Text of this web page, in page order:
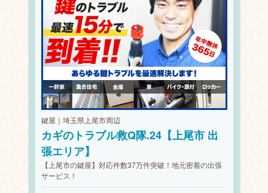
鍵屋｜埼玉県上尾市周辺
カギのトラブル救Q隊.24【上尾市 出
張エリア】
【上尾市の鍵屋】対応件数37万件突破！地元密着の出張
サービス！